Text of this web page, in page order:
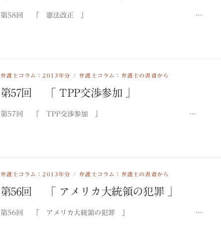
第58回 「 憲法改正 」 …
弁護士コラム：2013年分 /弁護士コラム：弁護士の書斎から
第57回 「 TPP交渉参加 」
第57回 「 TPP交渉参加 」 …
弁護士コラム：2013年分 /弁護士コラム：弁護士の書斎から
第56回 「 アメリカ大統領の犯罪 」
第56回 「 アメリカ大統領の犯罪 」 …